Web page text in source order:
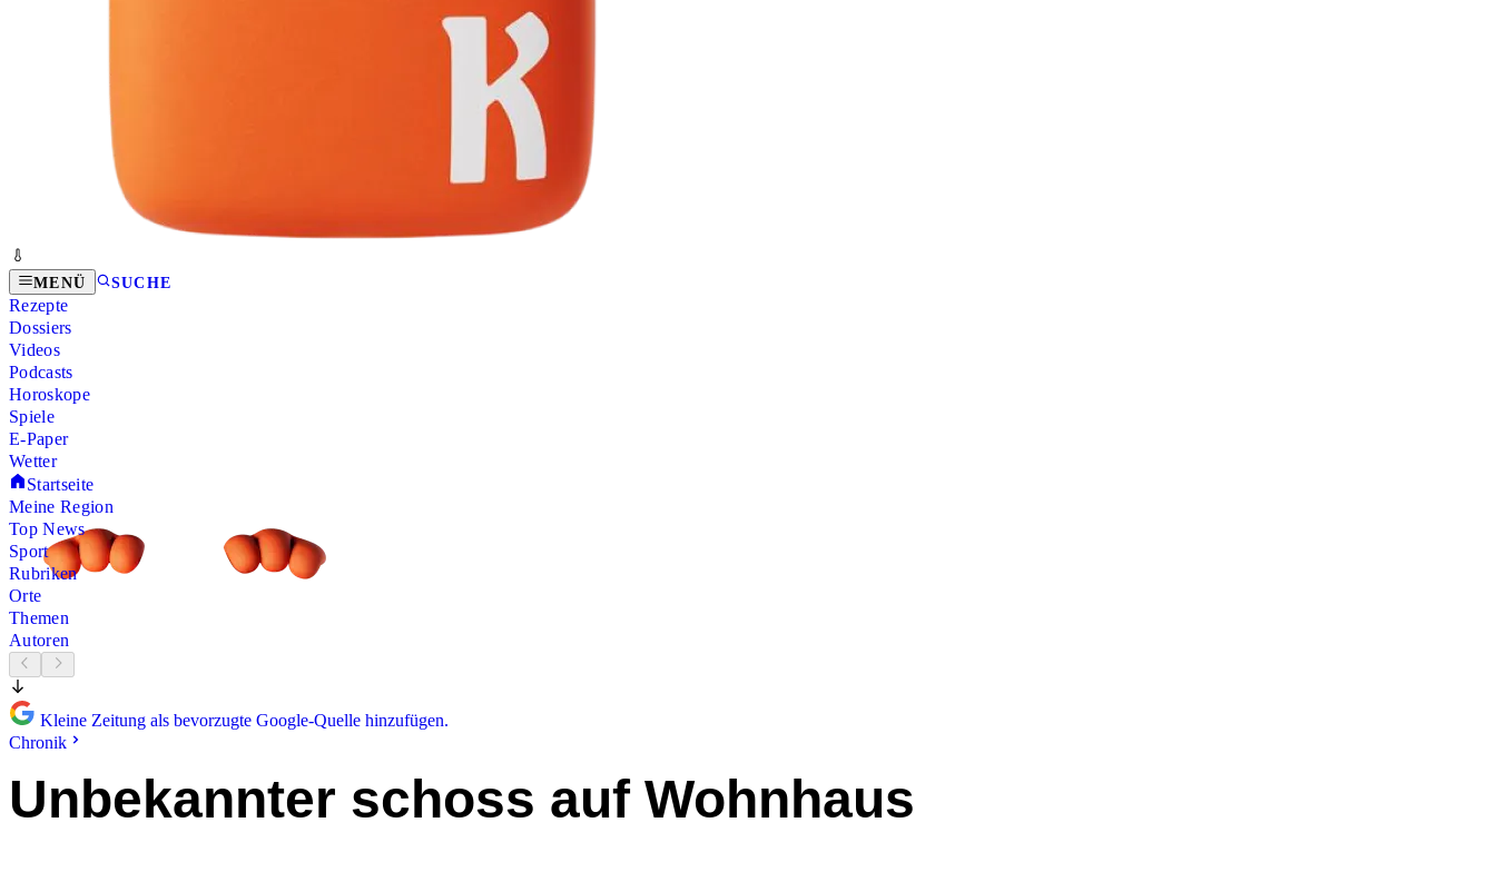
MENÜ SUCHE
Rezepte
Dossiers
Videos
Podcasts
Horoskope
Spiele
E-Paper
Wetter
Startseite
Meine Region
Top News
Sport
Rubriken
Orte
Themen
Autoren
Kleine Zeitung als bevorzugte Google-Quelle hinzufügen.
Chronik
Unbekannter schoss auf Wohnhaus